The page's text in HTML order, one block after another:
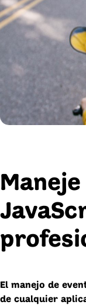
El manejo de
de cualquier